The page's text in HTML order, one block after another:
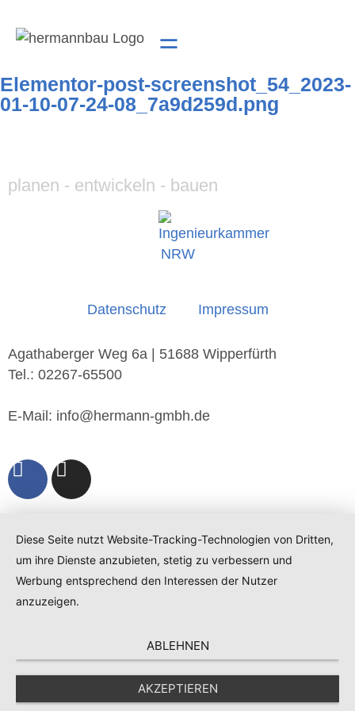
Elementor-post-screenshot_54_2023-
01-10-07-24-08_7a9d259d.png
planen - entwickeln - bauen
Datenschutz Impressum
Agathaberger Weg 6a | 51688 Wipperfürth
Tel.: 02267-65500
E-Mail: info@hermann-gmbh.de
Diese Seite nutzt Website-Tracking-Technologien von Dritten,
um ihre Dienste anzubieten, stetig zu verbessern und
Werbung entsprechend den Interessen der Nutzer
anzuzeigen.
ABLEHNEN
AKZEPTIEREN